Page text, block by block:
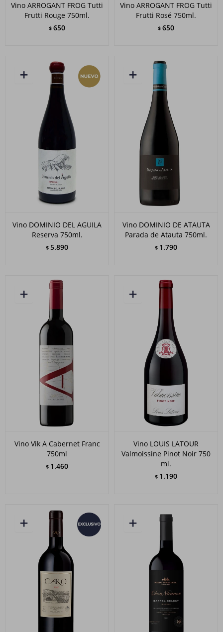
Vino ARROGANT FROG Tutti
Frutti Rouge 750ml.
$ 650
Vino ARROGANT FROG Tutti
Frutti Rosé 750ml.
$ 650
Vino DOMINIO DEL AGUILA
Reserva 750ml.
$ 5.890
Vino DOMINIO DE ATAUTA
Parada de Atauta 750ml.
$ 1.790
Vino Vik A Cabernet Franc
750ml
$ 1.460
Vino LOUIS LATOUR
Valmoissine Pinot Noir 750
ml.
$ 1.190